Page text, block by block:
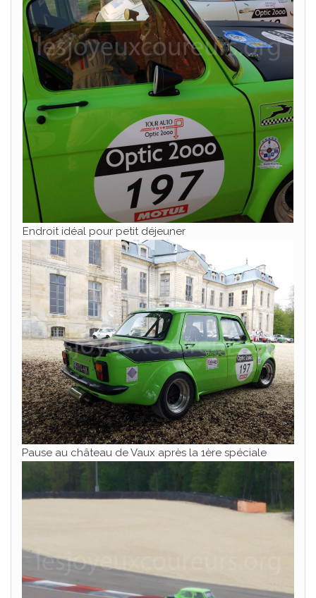
Endroit idéal pour petit déjeuner
Pause au château de Vaux après la 1ère spéciale